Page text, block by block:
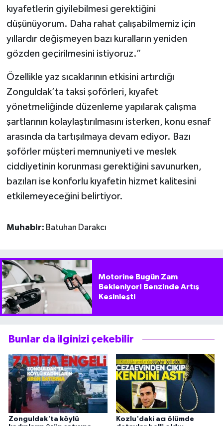
kıyafetlerin giyilebilmesi gerektiğini
düşünüyorum. Daha rahat çalışabilmemiz için
yıllardır değişmeyen bazı kuralların yeniden
gözden geçirilmesini istiyoruz.”
Özellikle yaz sıcaklarının etkisini artırdığı
Zonguldak’ta taksi şoförleri, kıyafet
yönetmeliğinde düzenleme yapılarak çalışma
şartlarının kolaylaştırılmasını isterken, konu esnaf
arasında da tartışılmaya devam ediyor. Bazı
şoförler müşteri memnuniyeti ve meslek
ciddiyetinin korunması gerektiğini savunurken,
bazıları ise konforlu kıyafetin hizmet kalitesini
etkilemeyeceğini belirtiyor.
Muhabir: Batuhan Darakcı
Motorine Bugün Zam
Bekleniyor! Benzinde Artış
Kesinleşti
Bunlar da ilginizi çekebilir
Zonguldak'ta köylü
Kozlu'daki acı ölümde